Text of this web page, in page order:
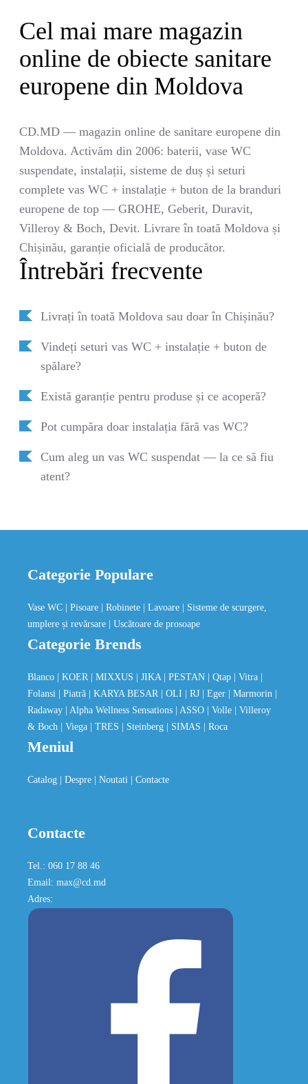
Cel mai mare magazin
online de obiecte sanitare
europene din Moldova
CD.MD — magazin online de sanitare europene din
Moldova. Activăm din 2006: baterii, vase WC
suspendate, instalații, sisteme de duș și seturi
complete vas WC + instalație + buton de la branduri
europene de top — GROHE, Geberit, Duravit,
Villeroy & Boch, Devit. Livrare în toată Moldova și
Chișinău, garanție oficială de producător.
Întrebări frecvente
Livrați în toată Moldova sau doar în Chișinău?
Vindeți seturi vas WC + instalație + buton de
spălare?
Există garanție pentru produse și ce acoperă?
Pot cumpăra doar instalația fără vas WC?
Cum aleg un vas WC suspendat — la ce să fiu
atent?
Categorie Populare
Vase WC | Pisoare | Robinete | Lavoare
| Sisteme de scurgere,
umplere și revărsare
| Uscătoare de prosoape
Categorie Brends
Blanco | KOER | MIXXUS | JIKA | PESTAN | Qtap | Vitra
Folansi
| Piatră | KARYA BESAR | OLI | RJ | Eger | Marmorin
Radaway
| Alpha Wellness Sensations | ASSO | Volle
| Villeroy
& Boch
| Viega | TRES | Steinberg | SIMAS | Roca
Meniul
Catalog | Despre | Noutati | Contacte
Contacte
Tel.: 060 17 88 46
Email: max@cd.md
Adres: